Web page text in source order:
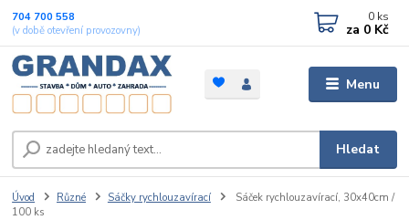
Menu
Hledat
704 700 558
(v době otevření provozovny)
0 ks
za 0 Kč
Úvod Různé Sáčky rychlouzavírací
Sáček rychlouzavírací, 30x40cm /
100 ks